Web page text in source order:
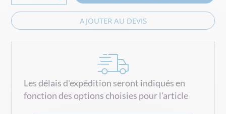
AJOUTER AU DEVIS
Les délais d'expédition seront indiqués en
fonction des options choisies pour l'article